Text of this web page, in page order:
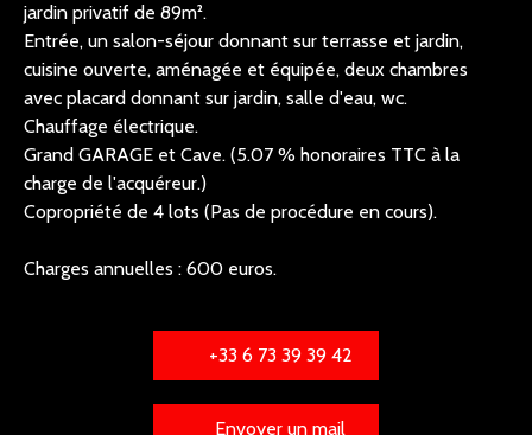
jardin privatif de 89m².
Entrée, un salon-séjour donnant sur terrasse et jardin,
cuisine ouverte, aménagée et équipée, deux chambres
avec placard donnant sur jardin, salle d'eau, wc.
Chauffage électrique.
Grand GARAGE et Cave. (5.07 % honoraires TTC à la
charge de l'acquéreur.)
Copropriété de 4 lots (Pas de procédure en cours).
Charges annuelles : 600 euros.
+33 6 73 39 39 42
Envoyer un mail